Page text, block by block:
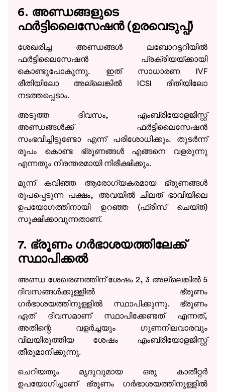
6. അണ്ഡങ്ങളുടെ
ഫർട്ടിലൈസേഷൻ (ഉരവെടുപ്പ്)
ശേഖരിച്ച അണ്ഡങ്ങൾ ലബോറട്ടറിയിൽ
ഫർട്ടിലൈസേഷൻ പ്രക്രിയയ്ക്കായി
കൊണ്ടുപോകുന്നു. ഇത് സാധാരണ IVF
രീതിയിലോ അല്ലെങ്കിൽ ICSI രീതിയിലോ
നടത്തപ്പെടാം.
അടുത്ത ദിവസം, എംബ്രിയോളജിസ്റ്റ്
അണ്ഡങ്ങൾക്ക് ഫർട്ടിലൈസേഷൻ
സംഭവിച്ചിട്ടുണ്ടോ എന്ന് പരിശോധിക്കും. തുടർന്ന്
രൂപം കൊണ്ട ഭ്രൂണങ്ങൾ എങ്ങനെ വളരുന്നു
എന്നതും നിരന്തരമായി നിരീക്ഷിക്കും.
മൂന്ന് കവിഞ്ഞ ആരോഗ്യകരമായ ഭ്രൂണങ്ങൾ
രൂപപ്പെടുന്ന പക്ഷം, അവയിൽ ചിലത് ഭാവിയിലെ
ഉപയോഗത്തിനായി ഉറഞ്ഞ (ഫ്രീസ് ചെയ്ത്)
സൂക്ഷിക്കാവുന്നതാണ്.
7. ഭ്രൂണം ഗർഭാശയത്തിലേക്ക്
സ്ഥാപിക്കൽ
അണ്ഡ ശേഖരണത്തിന് ശേഷം 2, 3 അല്ലെങ്കിൽ 5
ദിവസങ്ങൾക്കുള്ളിൽ ഭ്രൂണം
ഗർഭാശയത്തിനുള്ളിൽ സ്ഥാപിക്കുന്നു. ഭ്രൂണം
ഏത് ദിവസമാണ് സ്ഥാപിക്കേണ്ടത് എന്നത്,
അതിന്റെ വളർച്ചയും ഗുണനിലവാരവും
വിലയിരുത്തിയ ശേഷം എംബ്രിയോളജിസ്റ്റ്
തീരുമാനിക്കുന്നു.
ചെറിയതും മൃദുവുമായ ഒരു കാതീറ്റർ
ഉപയോഗിച്ചാണ് ഭ്രൂണം ഗർഭാശയത്തിനുള്ളിൽ
Take the Next Step in Your
Fertility Journey
Schedule your visit today!